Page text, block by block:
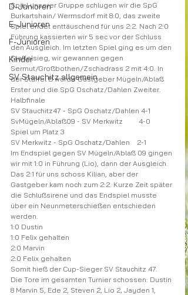
D-Junioren
E-Junioren
F-Junioren
Kinder
SV Stauchitz allgemein
Spiel unserer Gruppe schlugen wir die SpG
Burkartshain/ Wermsdorf mit 8:0, das zweite
Spiel endet enttäuschend für uns 2:2. Nach 2:0
Führung kassierten wir 5 sec vor der Schluss
den Ausgleich. Im letzten Spiel ging es um den
Staffelsieg, wir gewannen gegen
Sermut/Großbothen/Zschadrass 2 mit 4:0. In
der Staffel B wurde Gastgeber Mügeln/Ablaß
Erster und die SpG Oschatz/Dahlen Zweiter.
Halbfinale
SV Stauchitz47 - SpG Oschatz/Dahlen 4-1
SvMügeln/Ablaß09 - SV Merkwitz         4-0
Spiel um Platz 3
SV Merkwitz - SpG Oschatz/Dahlen    2-1
Im Endspiel gegen SV Mügeln/Ablaß 09 gingen
wir mit 1:0 in Führung (Lio), dann der Ausgleich.
Das 2:1 für uns schoss Kilian, aber der
Gastgeber kam noch zum 2:2. Kurze Zeit später
die Schlußsirene und das Endspiel musste
über ein Neunmeterschießen entschieden
werden.
1:0 Dustin
1:0 Felix gehalten
2:0 Marvin
2:0 Felix gehalten
Somit hieß der Cup-Sieger SV Stauchitz 47.
Die Tore im gesamten Turnier schossen: Dustin
8 Marvin 5, Ede 2, Steven 2, Lio 2, Jayden 1,